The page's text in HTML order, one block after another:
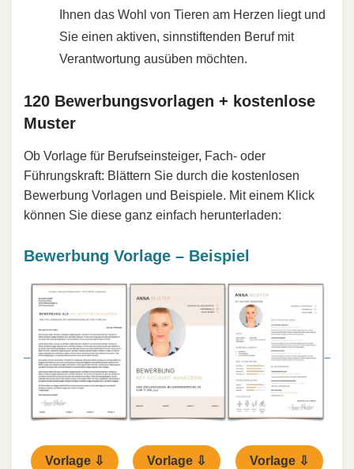
Ihnen das Wohl von Tieren am Herzen liegt und
Sie einen aktiven, sinnstiftenden Beruf mit
Verantwortung ausüben möchten.
120 Bewerbungsvorlagen + kostenlose
Muster
Ob Vorlage für Berufseinsteiger, Fach- oder
Führungskraft: Blättern Sie durch die kostenlosen
Bewerbung Vorlagen und Beispiele. Mit einem Klick
können Sie diese ganz einfach herunterladen:
Bewerbung Vorlage – Beispiel
Vorlage ⇩ Vorlage ⇩ Vorlage ⇩